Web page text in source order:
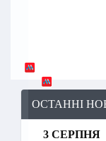
ОСТАННІ
3 СЕРПНЯ